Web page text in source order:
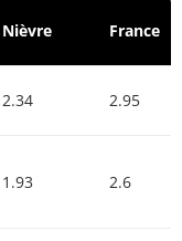
Nièvre France
2.34 2.95
1.93 2.6